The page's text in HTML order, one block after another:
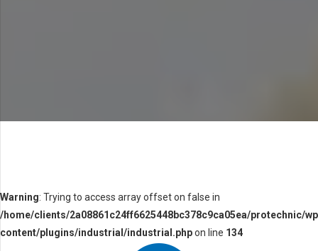
Warning: Trying to access array offset on false in
/home/clients/2a08861c24ff6625448bc378c9ca05ea/protechnic/
content/plugins/industrial/industrial.phpon line 134